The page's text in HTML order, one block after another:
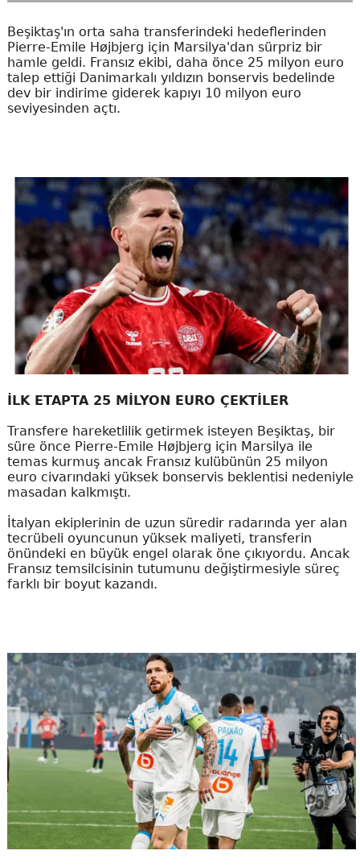
Beşiktaş'ın orta saha transferindeki hedeflerinden
Pierre-Emile Højbjerg için Marsilya'dan sürpriz bir
hamle geldi. Fransız ekibi, daha önce 25 milyon euro
talep ettiği Danimarkalı yıldızın bonservis bedelinde
dev bir indirime giderek kapıyı 10 milyon euro
seviyesinden açtı.
İLK ETAPTA 25 MİLYON EURO ÇEKTİLER
Transfere hareketlilik getirmek isteyen Beşiktaş, bir
süre önce Pierre-Emile Højbjerg için Marsilya ile
temas kurmuş ancak Fransız kulübünün 25 milyon
euro civarındaki yüksek bonservis beklentisi nedeniyle
masadan kalkmıştı.
İtalyan ekiplerinin de uzun süredir radarında yer alan
tecrübeli oyuncunun yüksek maliyeti, transferin
önündeki en büyük engel olarak öne çıkıyordu. Ancak
Fransız temsilcisinin tutumunu değiştirmesiyle süreç
farklı bir boyut kazandı.